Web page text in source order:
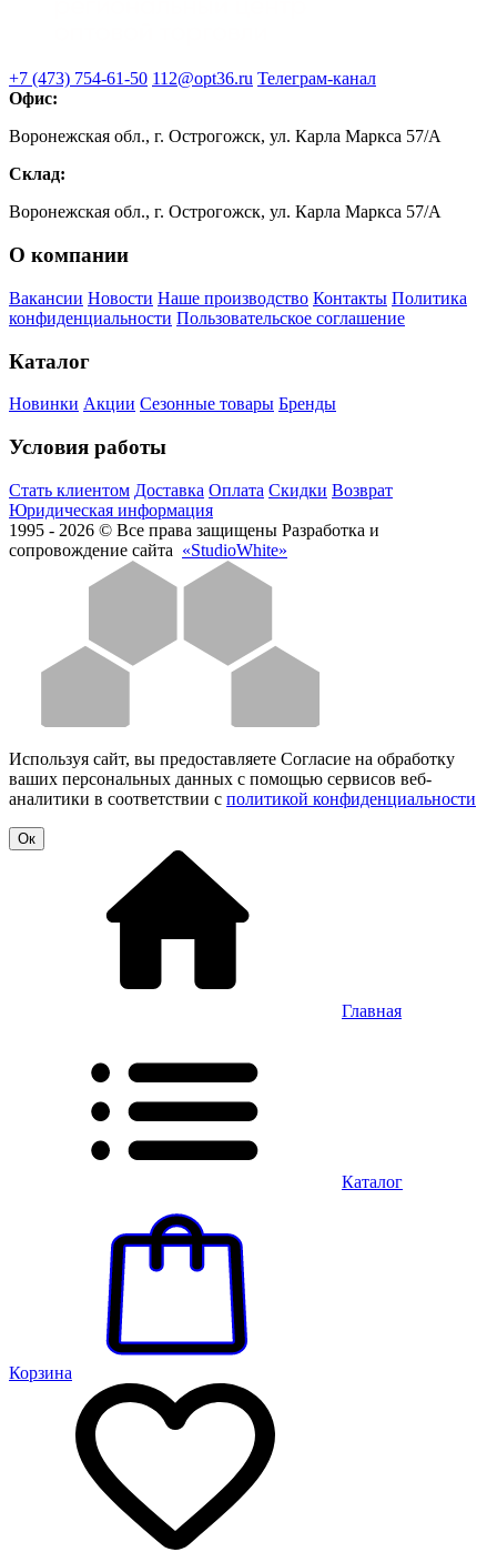
+7 (473) 754-61-50 112@opt36.ru Телеграм-канал
Офис:
Воронежская обл., г. Острогожск, ул. Карла Маркса 57/А
Склад:
Воронежская обл., г. Острогожск, ул. Карла Маркса 57/А
О компании
Вакансии Новости Наше производство Контакты Политика
конфиденциальности Пользовательское соглашение
Каталог
Новинки Акции Сезонные товары Бренды
Условия работы
Стать клиентом Доставка Оплата Скидки Возврат
Юридическая информация
1995 - 2026 © Все права защищены Разработка и
сопровождение сайта «StudioWhite»
Используя сайт, вы предоставляете Согласие на обработку
ваших персональных данных с помощью сервисов веб-
аналитики в соответствии с политикой конфиденциальности
Oк
Главная
Каталог
Корзина